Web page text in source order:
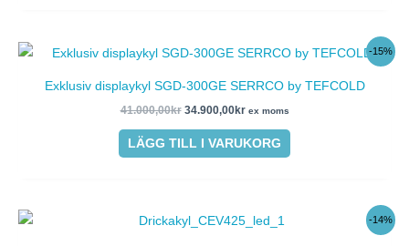
-15%
Exklusiv displaykyl SGD-300GE SERRCO by TEFCOLD
41.000,00kr
Det
var:
41.000,00kr.
34.900,00kr
Det
är:
34.900,00kr.
ex moms
LÄGG TILL I VARUKORG
-14%
Det
ursprungliga
Det
nuvarande